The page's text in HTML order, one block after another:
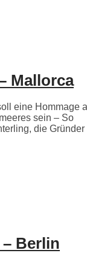
Mallorca
eine Hommage
sein – So
die Gründer
Berlin